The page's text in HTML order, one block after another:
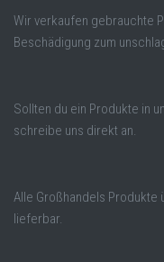
Wir verkaufen gebrauchte
Beschädigung zum
Sollten du ein Produkte in
schreibe uns direkt an.
Alle Großhandels Produkte
lieferbar.